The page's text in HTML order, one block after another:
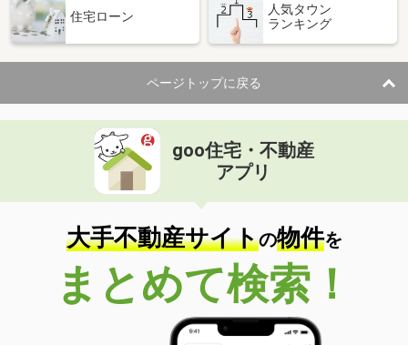
住宅ローン
人気タウン
ランキング
ページトップに戻る
goo住宅・不動産
アプリ
大手不動産サイトの物件を
まとめて検索！